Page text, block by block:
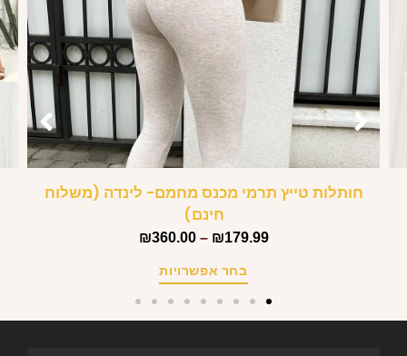
חותלות טייץ תרמי מכנס מחמם- לינדה (משלוח
חינם)
₪179.99
–
₪360.00
בחר אפשרויות